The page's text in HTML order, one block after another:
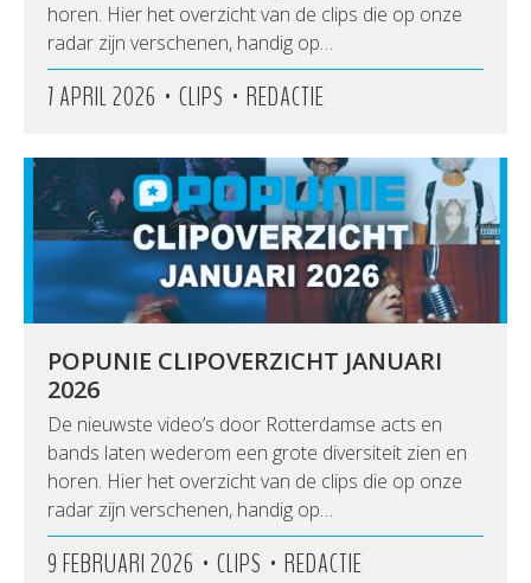
horen. Hier het overzicht van de clips die op onze
radar zijn verschenen, handig op…
7 APRIL 2026 • CLIPS • REDACTIE
POPUNIE CLIPOVERZICHT JANUARI
2026
De nieuwste video’s door Rotterdamse acts en
bands laten wederom een grote diversiteit zien en
horen. Hier het overzicht van de clips die op onze
radar zijn verschenen, handig op…
9 FEBRUARI 2026 • CLIPS • REDACTIE